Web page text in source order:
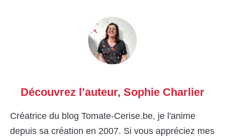
Découvrez l’auteur, Sophie Charlier
Créatrice du blog Tomate-Cerise.be, je l'anime
depuis sa création en 2007. Si vous appréciez mes